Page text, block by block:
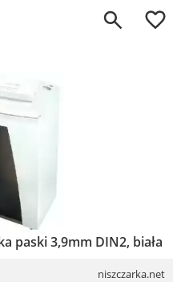
0
paski 3,9mm DIN2, biała
niszczarka.net